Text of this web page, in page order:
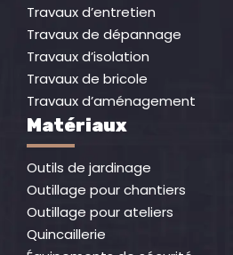
Travaux d’entretien
Travaux de dépannage
Travaux d’isolation
Travaux de bricole
Travaux d’aménagement
Matériaux
Outils de jardinage
Outillage pour chantiers
Outillage pour ateliers
Quincaillerie